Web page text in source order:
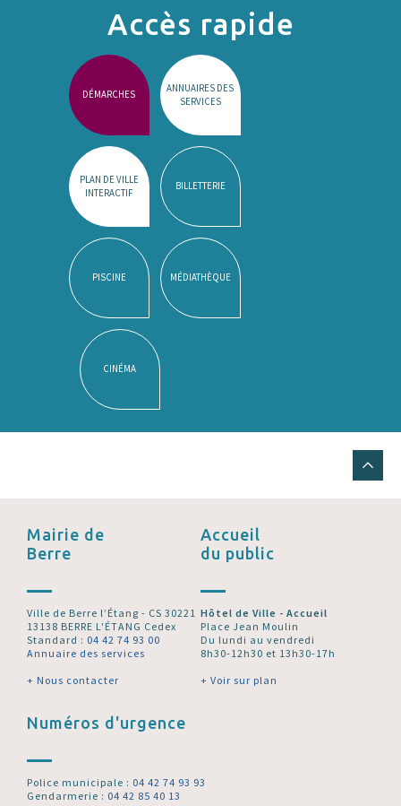
Accès rapide
DÉMARCHES
ANNUAIRES DES
SERVICES
PLAN DE VILLE
INTERACTIF
BILLETTERIE
PISCINE MÉDIATHÈQUE
CINÉMA
Mairie de
Berre
Ville de Berre l’Étang - CS 30221
13138 BERRE L'ÉTANG Cedex
Standard : 04 42 74 93 00
Annuaire des services
+ Nous contacter
Accueil
du public
Hôtel de Ville - Accueil
Place Jean Moulin
Du lundi au vendredi
8h30-12h30 et 13h30-17h
+ Voir sur plan
Numéros d'urgence
Police municipale : 04 42 74 93 93
Gendarmerie : 04 42 85 40 13